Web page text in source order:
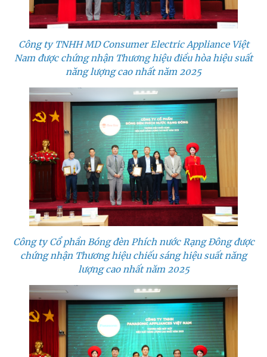
Công ty TNHH MD Consumer Electric Appliance Việt
Nam được chứng nhận Thương hiệu điều hòa hiệu suất
năng lượng cao nhất năm 2025
Công ty Cổ phần Bóng đèn Phích nước Rạng Đông được
chứng nhận Thương hiệu chiếu sáng hiệu suất năng
lượng cao nhất năm 2025